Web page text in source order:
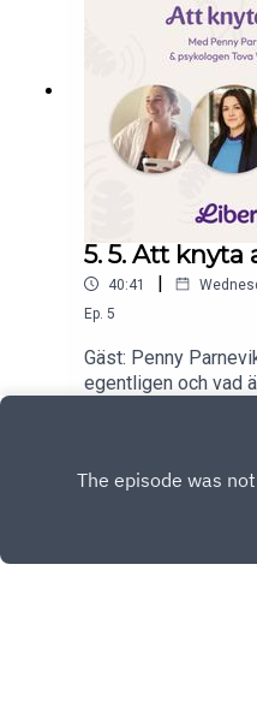
5. 5. Att knyta
40:41 |
Ep. 5
Gäst: Penny
egentligen och vad
kommit, och hur